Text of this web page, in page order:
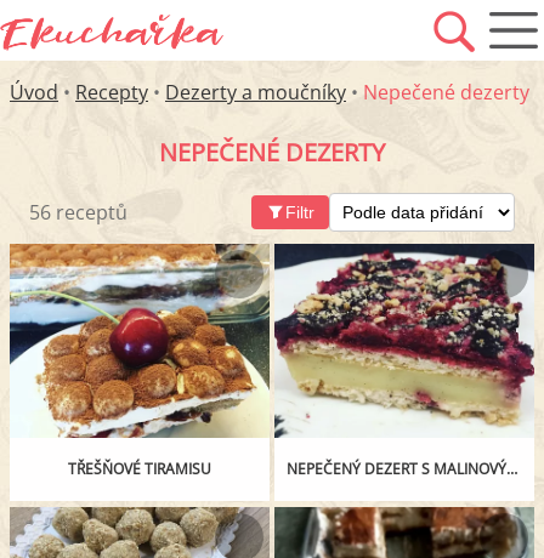
Úvod • Recepty • Dezerty a moučníky • Nepečené dezerty
NEPEČENÉ DEZERTY
56 receptů Filtr
TŘEŠŇOVÉ TIRAMISU NEPEČENÝ DEZERT S MALINOVÝM ROZVAREM